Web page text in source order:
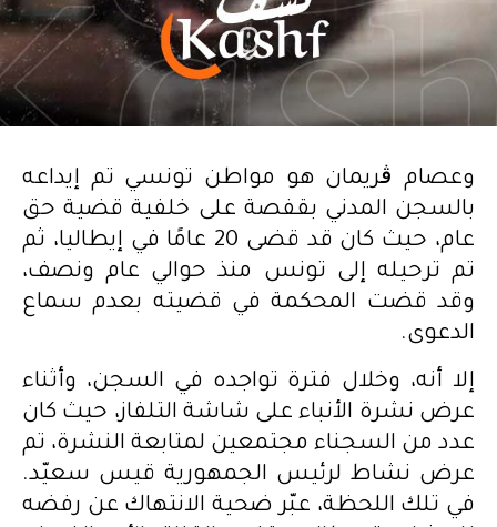
وعصام ڨريمان هو مواطن تونسي تم إيداعه
بالسجن المدني بقفصة على خلفية قضية حق
عام، حيث كان قد قضى 20 عامًا في إيطاليا، ثم
تم ترحيله إلى تونس منذ حوالي عام ونصف،
وقد قضت المحكمة في قضيته بعدم سماع
الدعوى.
إلا أنه، وخلال فترة تواجده في السجن، وأثناء
عرض نشرة الأنباء على شاشة التلفاز، حيث كان
عدد من السجناء مجتمعين لمتابعة النشرة، تم
عرض نشاط لرئيس الجمهورية قيس سعيّد.
في تلك اللحظة، عبّر ضحية الانتهاك عن رفضه